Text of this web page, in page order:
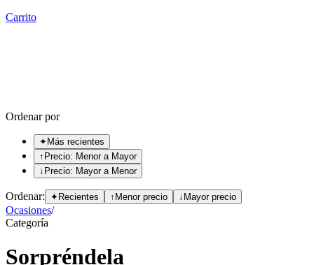
Carrito
Ordenar por
✦ Más recientes
↑ Precio: Menor a Mayor
↓ Precio: Mayor a Menor
Ordenar: ✦ Recientes ↑ Menor precio ↓ Mayor precio
Ocasiones/
Categoría
Sorpréndela